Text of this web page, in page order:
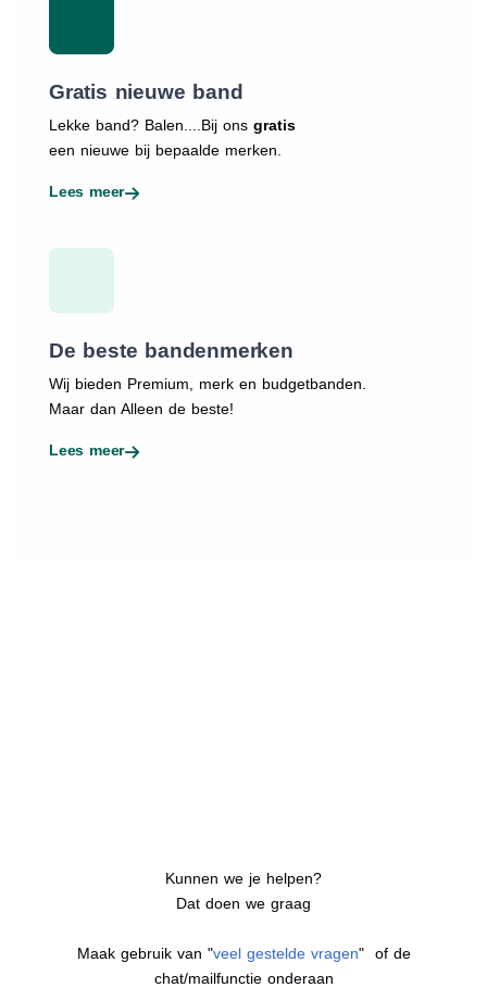
Gratis nieuwe band
Lekke band? Balen....Bij ons gratis
een nieuwe bij bepaalde merken.
Lees meer
De beste bandenmerken
Wij bieden Premium, merk en budgetbanden.
Maar dan Alleen de beste!
Lees meer
Kunnen we je helpen?
Dat doen we graag
Maak gebruik van "veel gestelde vragen" of de
chat/mailfunctie onderaan